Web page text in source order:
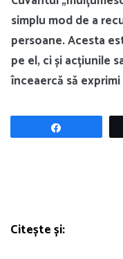
simplu mod de a
persoane. Acesta
pe el, ci și acțiunile
înceaercă să
Citește și: